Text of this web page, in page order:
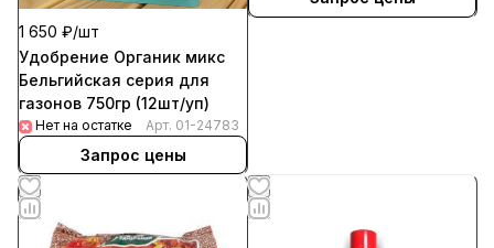
1 650 ₽/шт
Удобрение Органик микс
Бельгийская серия для
газонов 750гр (12шт/уп)
Нет на остатке Арт. 01-24783
Запрос цены